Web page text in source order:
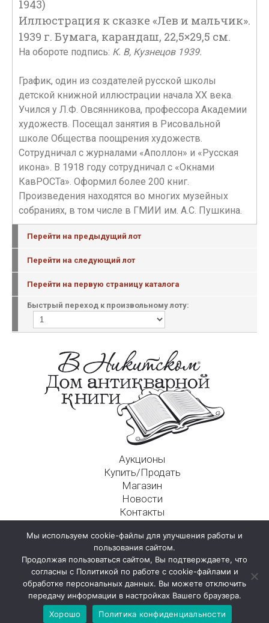
1943)
Иллюстрация к сказке «Лев и мальчик».
1939 г. Бумага, карандаш, 22,5×29,5 см.
На обороте подпись: К. В, Кузнецов 1939.
График, один из создателей русской школы
детской книжной иллюстрации начала ХХ века.
Учился у Л.Ф. Овсянникова, профессора Академии
художеств. Посещал занятия в Рисовальной
школе Общества поощрения художеств.
Сотрудничал с журналами «Аполлон» и «Русская
икона». В 1918 году сотрудничал с «Окнами
КавРОСТа». Оформил более 200 книг.
Произведения находятся во многих музейных
собраниях, в том числе в ГМИИ им. А.С. Пушкина.
Перейти на предыдущий лот
Перейти на следующий лот
Перейти на первую страницу каталога
Быстрый переход к произвольному лоту:
Аукционы
Купить/Продать
Магазин
Новости
Контакты
125009, г. Москва, Никитский пер., д. 4а, стр. 1
Мы используем cookie-файлы для улучшения работы и
пользования сайтом.
Продолжая пользоваться сайтом, Вы подтверждаете, что
согласны с Политикой по работе с cookie-файлами и
обработке персональных данных. Вы можете отключить
передачу информации в настройках Вашего браузера.
Хорошо
Политика конфиденциальности